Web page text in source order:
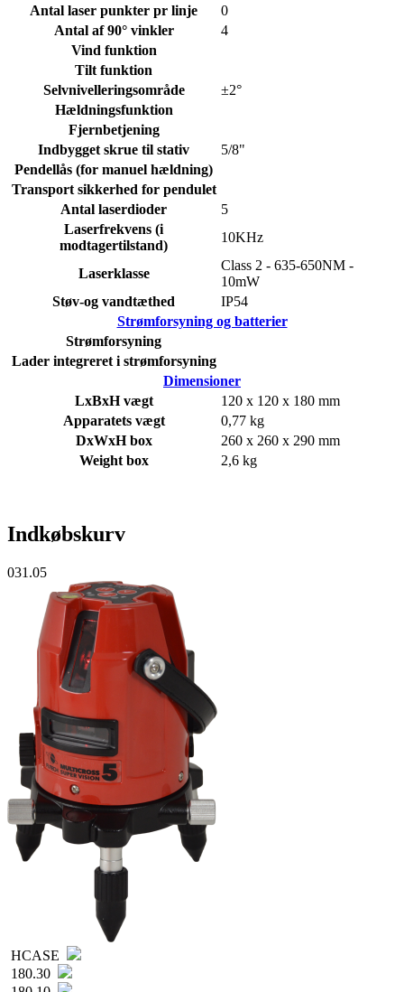
Antal laser punkter pr linje
0
Antal af 90° vinkler
4
Vind funktion
Tilt funktion
Selvnivelleringsområde
±2°
Hældningsfunktion
Fjernbetjening
Indbygget skrue til stativ
5/8"
Pendellås (for manuel hældning)
Transport sikkerhed for pendulet
Antal laserdioder
5
Laserfrekvens (i
modtagertilstand)
10KHz
Laserklasse
Class 2 - 635-650NM -
10mW
Støv-og vandtæthed
IP54
Strømforsyning og batterier
Strømforsyning
Lader integreret i strømforsyning
Dimensioner
LxBxH vægt
120 x 120 x 180 mm
Apparatets vægt
0,77 kg
DxWxH box
260 x 260 x 290 mm
Weight box
2,6 kg
Indkøbskurv
031.05
HCASE
180.30